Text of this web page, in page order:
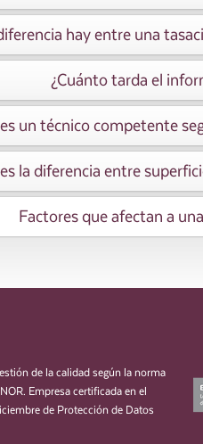
hay entre una
¿Cuánto tarda el
un técnico competente
es la diferencia entre
Factores que afectan a
de la calidad según la norma
Empresa certificada en el
de Protección de Datos